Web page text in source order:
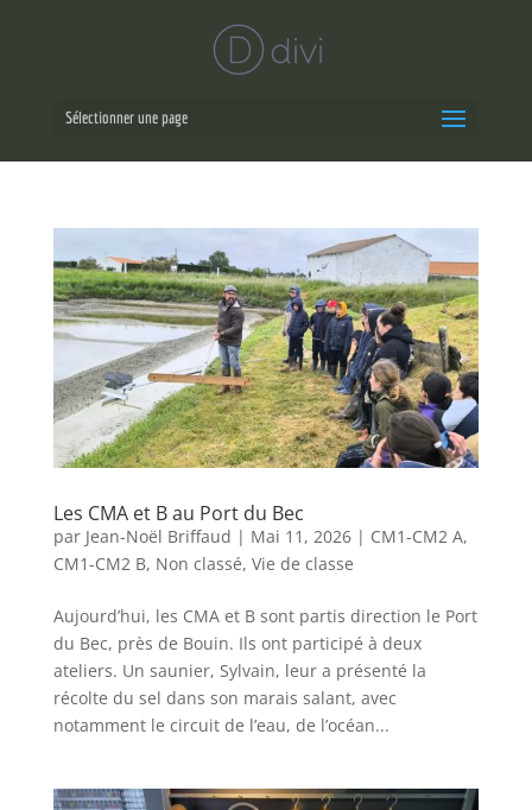
Sélectionner une page
Les CMA et B au Port du Bec
par Jean-Noël Briffaud | Mai 11, 2026| CM1-CM2 A,
CM1-CM2 B, Non classé, Vie de classe
Aujourd’hui, les CMA et B sont partis direction le Port
du Bec, près de Bouin. Ils ont participé à deux
ateliers. Un saunier, Sylvain, leur a présenté la
récolte du sel dans son marais salant, avec
notamment le circuit de l’eau, de l’océan...